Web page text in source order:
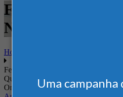
Uma campanha
Feiras - Lima -
Nacional - Metal
Home
Feiras
Quando
Onde